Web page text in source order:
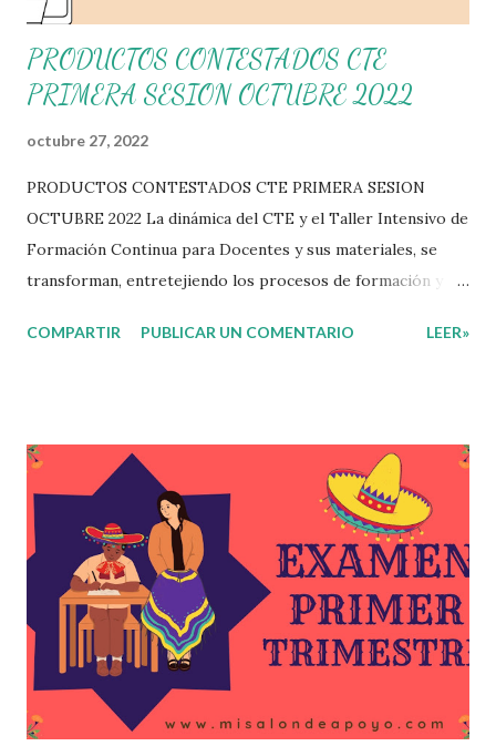
PRODUCTOS CONTESTADOS CTE
PRIMERA SESION OCTUBRE 2022
octubre 27, 2022
PRODUCTOS CONTESTADOS CTE PRIMERA SESION
OCTUBRE 2022 La dinámica del CTE y el Taller Intensivo de
Formación Continua para Docentes y sus materiales, se
transforman, entretejiendo los procesos de formación y de
una guía de trabajo a un documento orientador, el cual es
propone que el colectivo docente tome decisiones sobre
su organización, la gestión del tiempo acorde a las
necesidades de la escuela y las acciones que decidan
emprender para apropiarse y resignificar el Plan de
Estudio dentro y fuera de este espacio. En esta Primera
Sesión Ordinaria se les invita a que reflexionen y acuerden
posibles acciones a realizar colaborativamente en la escuela
y con la comunidad, a fin de atender las problemáticas
identificadas. Compañeros docentes en est...
COMPARTIR PUBLICAR UN COMENTARIO LEER»